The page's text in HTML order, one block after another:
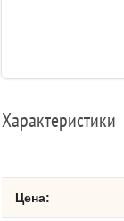
Характеристики
Цена: